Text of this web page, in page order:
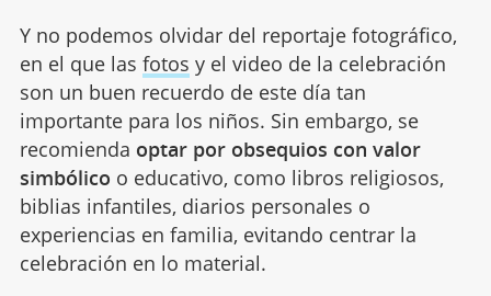
Y no podemos olvidar del reportaje fotográfico,
en el que las fotos y el video de la celebración
son un buen recuerdo de este día tan
importante para los niños. Sin embargo, se
recomienda optar por obsequios con valor
simbólico o educativo, como libros religiosos,
biblias infantiles, diarios personales o
experiencias en familia, evitando centrar la
celebración en lo material.